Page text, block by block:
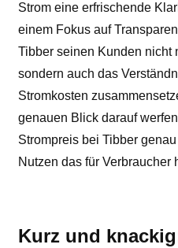
Strom eine erfrischende
einem Fokus auf
Tibber seinen Kunden nicht
sondern auch das
Stromkosten
genauen Blick darauf
Strompreis bei Tibber
Nutzen das für Verbraucher
Kurz und